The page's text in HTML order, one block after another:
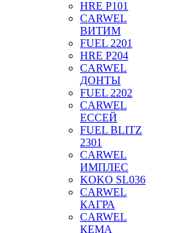
HRE P101
CARWEL
ВИТИМ
FUEL 2201
HRE P204
CARWEL
ДОНТЫ
FUEL 2202
CARWEL
ЕССЕЙ
FUEL BLITZ
2301
CARWEL
ИМПЛЕС
KOKO SL036
CARWEL
КАГРА
CARWEL
КЕМА